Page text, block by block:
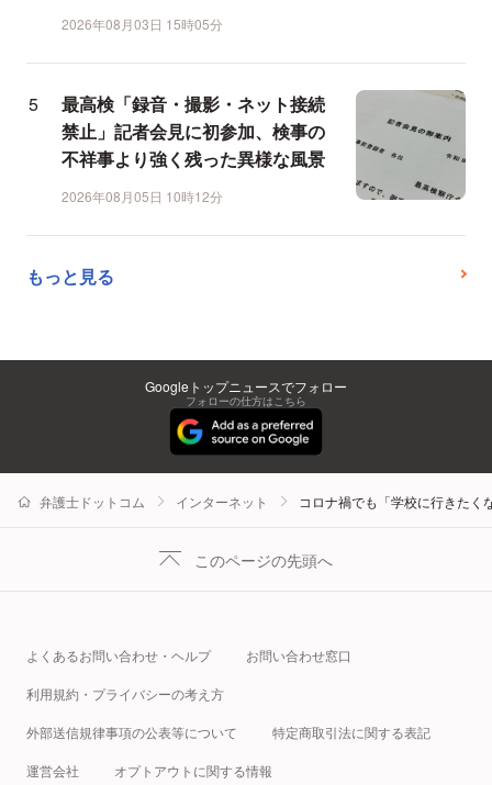
2026年08月03日 15時05分
最高検「録音・撮影・ネット接続
禁止」記者会見に初参加、検事の
不祥事より強く残った異様な風景
2026年08月05日 10時12分
もっと見る
Googleトップニュースでフォロー
フォローの仕方はこちら
弁護士ドットコム インターネット コロナ禍でも「学校に行きたく
このページの先頭へ
よくあるお問い合わせ・ヘルプ お問い合わせ窓口
利用規約・プライバシーの考え方
外部送信規律事項の公表等について 特定商取引法に関する表記
運営会社 オプトアウトに関する情報